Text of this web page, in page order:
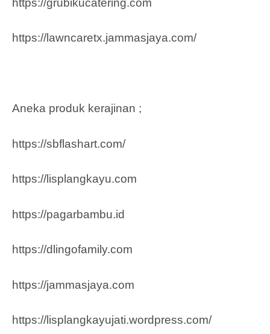
https://grubikucatering.com
https://lawncaretx.jammasjaya.com/
Aneka produk kerajinan ;
https://sbflashart.com/
https://lisplangkayu.com
https://pagarbambu.id
https://dlingofamily.com
https://jammasjaya.com
https://lisplangkayujati.wordpress.com/